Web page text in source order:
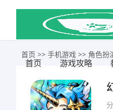
首页 游戏攻略
首页 >> 手机游戏 >> 角色扮